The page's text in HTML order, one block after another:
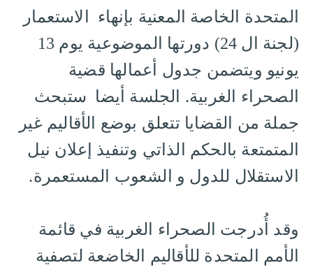
المتحدة الخاصة المعنية بإنهاء الاستعمار
(لجنة ال 24) دورتها الموضوعية يوم 13
يونيو ويتضمن جدول أعمالها قضية
‎الصحراء الغربية. الجلسة أيضا ستبحث
جملة من القضايا تتعلق بوضع الأقاليم غير
المتمتعة بالحكم الذاتي وتنفيذ إعلان نيل
الاستقلال للدول و الشعوب المستعمرة.
وقد أُدرجت الصحراء الغربية في قائمة
الأمم المتحدة للأقاليم الخاضعة لتصفية